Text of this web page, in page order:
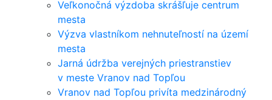
Veľkonočná výzdoba skrášľuje centrum
mesta
Výzva vlastníkom nehnuteľností na území
mesta
Jarná údržba verejných priestranstiev
v meste Vranov nad Topľou
Vranov nad Topľou privíta medzinárodný